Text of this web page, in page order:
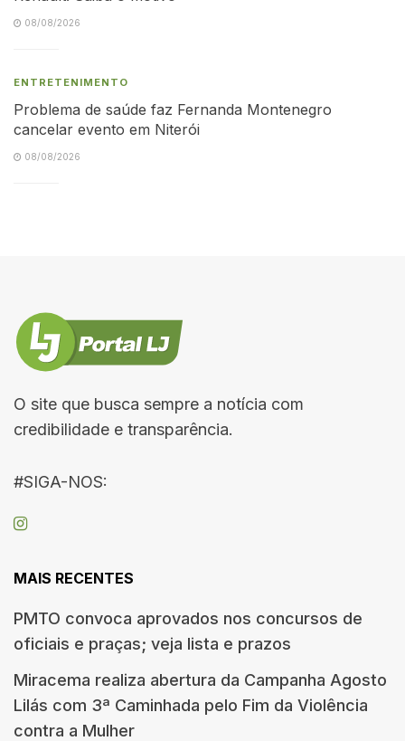
08/08/2026
ENTRETENIMENTO
Problema de saúde faz Fernanda Montenegro
cancelar evento em Niterói
08/08/2026
O site que busca sempre a notícia com
credibilidade e transparência.
#SIGA-NOS:
MAIS RECENTES
PMTO convoca aprovados nos concursos de
oficiais e praças; veja lista e prazos
Miracema realiza abertura da Campanha Agosto
Lilás com 3ª Caminhada pelo Fim da Violência
contra a Mulher